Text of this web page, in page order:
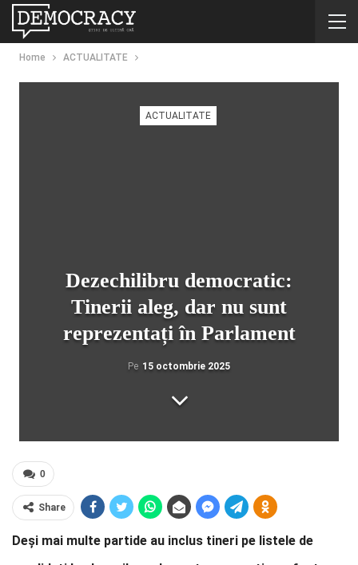
Home ACTUALITATE
ACTUALITATE
Dezechilibru democratic:
Tinerii aleg, dar nu sunt
reprezentați în Parlament
Pe 15 octombrie 2025
0
Share
Deși mai multe partide au inclus tineri pe listele de